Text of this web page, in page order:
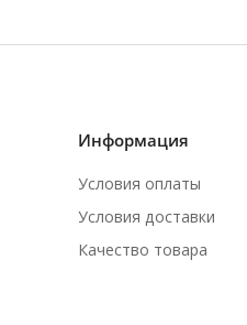
Информация
Условия оплаты
Условия доставки
Качество товара